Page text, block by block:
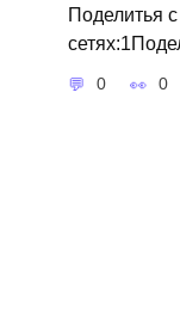
Поделитья
0 0